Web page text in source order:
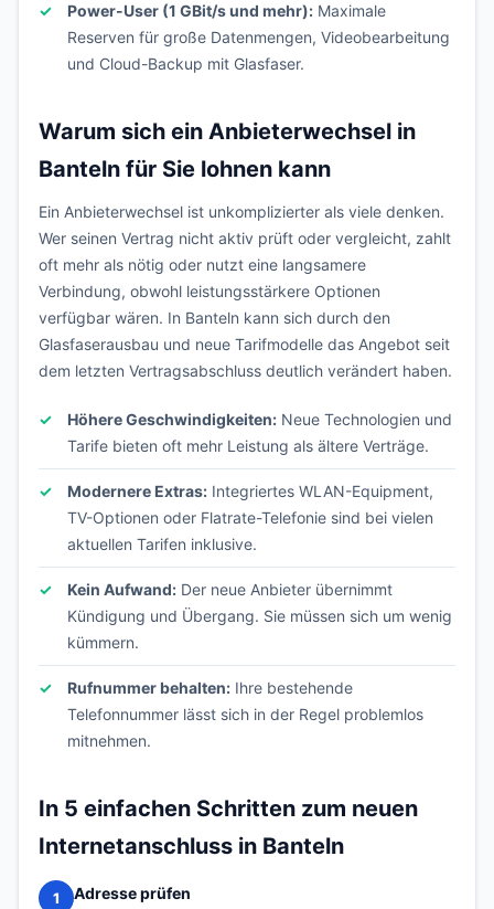
Power-User (1 GBit/s und mehr): Maximale
Reserven für große Datenmengen, Videobearbeitung
und Cloud-Backup mit Glasfaser.
Warum sich ein Anbieterwechsel in
Banteln für Sie lohnen kann
Ein Anbieterwechsel ist unkomplizierter als viele denken.
Wer seinen Vertrag nicht aktiv prüft oder vergleicht, zahlt
oft mehr als nötig oder nutzt eine langsamere
Verbindung, obwohl leistungsstärkere Optionen
verfügbar wären. In Banteln kann sich durch den
Glasfaserausbau und neue Tarifmodelle das Angebot seit
dem letzten Vertragsabschluss deutlich verändert haben.
Höhere Geschwindigkeiten: Neue Technologien und
Tarife bieten oft mehr Leistung als ältere Verträge.
Modernere Extras: Integriertes WLAN-Equipment,
TV-Optionen oder Flatrate-Telefonie sind bei vielen
aktuellen Tarifen inklusive.
Kein Aufwand: Der neue Anbieter übernimmt
Kündigung und Übergang. Sie müssen sich um wenig
kümmern.
Rufnummer behalten: Ihre bestehende
Telefonnummer lässt sich in der Regel problemlos
mitnehmen.
In 5 einfachen Schritten zum neuen
Internetanschluss in Banteln
1
Adresse prüfen